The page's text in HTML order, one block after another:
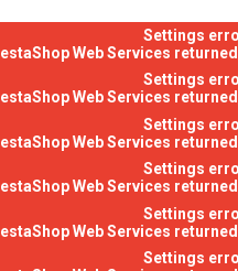
Settings
Web Services
Settings
Web Services
Settings
Web Services
Settings
Web Services
Settings
Web Services
Settings